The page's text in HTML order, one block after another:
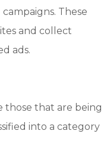
These
and collect
ads.
those that are being
into a category